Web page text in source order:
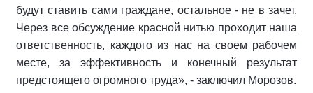
будут ставить сами граждане, остальное - не в зачет.
Через все обсуждение красной нитью проходит наша
ответственность, каждого из нас на своем рабочем
месте, за эффективность и конечный результат
предстоящего огромного труда», - заключил Морозов.